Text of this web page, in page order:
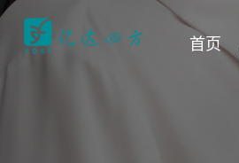
首页